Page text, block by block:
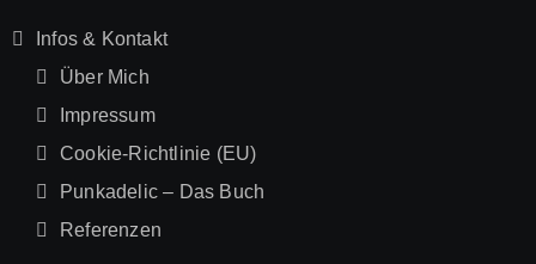
Infos & Kontakt
Über Mich
Impressum
Cookie-Richtlinie (EU)
Punkadelic – Das Buch
Referenzen